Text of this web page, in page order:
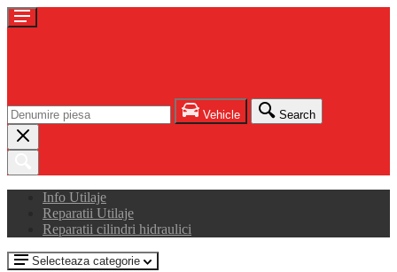
Vehicle Search
Info Utilaje
Reparatii Utilaje
Reparatii cilindri hidraulici
Selecteaza categorie